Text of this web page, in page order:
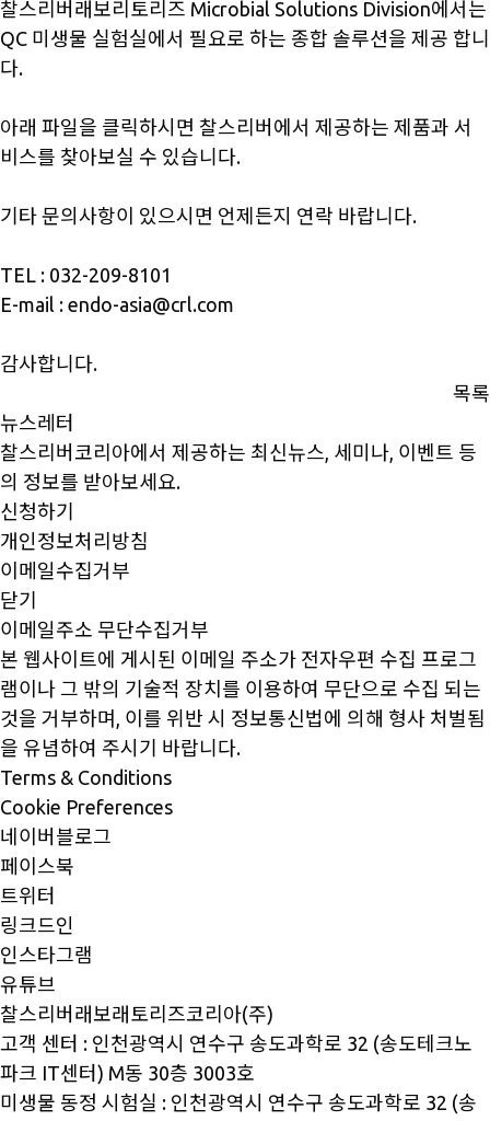
찰스리버래보리토리즈 Microbial Solutions Division에서는
QC 미생물 실험실에서 필요로 하는 종합 솔루션을 제공 합니
다.
아래 파일을 클릭하시면 찰스리버에서 제공하는 제품과 서
비스를 찾아보실 수 있습니다.
기타 문의사항이 있으시면 언제든지 연락 바랍니다.
TEL : 032-209-8101
E-mail : endo-asia@crl.com
감사합니다.
목록
뉴스레터
찰스리버코리아에서 제공하는 최신뉴스, 세미나, 이벤트 등
의 정보를 받아보세요.
신청하기
개인정보처리방침
이메일수집거부
닫기
이메일주소 무단수집거부
본 웹사이트에 게시된 이메일 주소가 전자우편 수집 프로그
램이나 그 밖의 기술적 장치를 이용하여 무단으로 수집 되는
것을 거부하며, 이를 위반 시 정보통신법에 의해 형사 처벌됨
을 유념하여 주시기 바랍니다.
Terms & Conditions
Cookie Preferences
네이버블로그
페이스북
트위터
링크드인
인스타그램
유튜브
찰스리버래보래토리즈코리아(주)
고객 센터 : 인천광역시 연수구 송도과학로 32 (송도테크노
파크 IT센터) M동 30층 3003호
미생물 동정 시험실 : 인천광역시 연수구 송도과학로 32 (송